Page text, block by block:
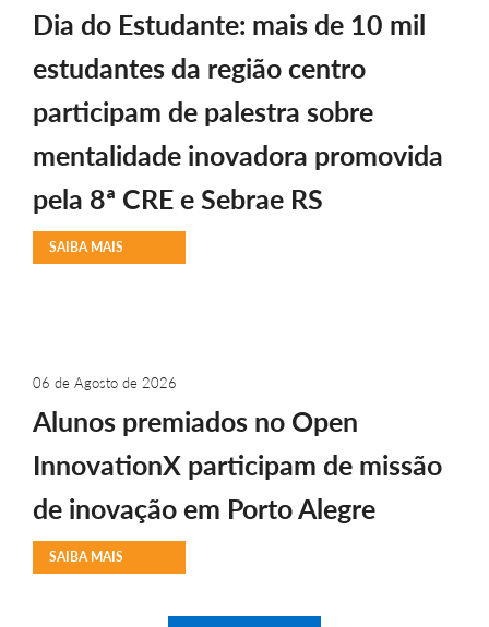
Dia do Estudante: mais de 10 mil
estudantes da região centro
participam de palestra sobre
mentalidade inovadora promovida
pela 8ª CRE e Sebrae RS
SAIBA MAIS
06 de Agosto de 2026
Alunos premiados no Open
InnovationX participam de missão
de inovação em Porto Alegre
SAIBA MAIS